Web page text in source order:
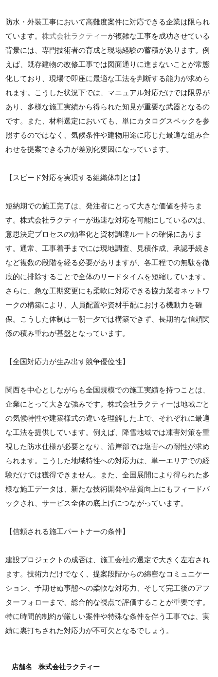
防水・外装工事において高難度案件に対応できる企業は限られ
ています。株式会社ラクティーが複雑な工事を成功させている
背景には、専門技術者の育成と現場経験の蓄積があります。例
えば、既存建物の改修工事では図面通りに進まないことが常態
化しており、現場で即座に最適な工法を判断する能力が求めら
れます。こうした状況下では、マニュアル対応だけでは限界が
あり、多様な施工実績から得られた知見が重要な武器となるの
です。また、材料選定においても、単にカタログスペックを参
照するのではなく、気候条件や建物用途に応じた最適な組み合
わせを提案できる力が差別化要因になっています。
【スピード対応を実現する組織体制とは】
短納期での施工完了は、発注者にとって大きな価値を持ちま
す。株式会社ラクティーが迅速な対応を可能にしているのは、
意思決定プロセスの効率化と資材調達ルートの確保にありま
す。通常、工事着手までには現地調査、見積作成、承認手続き
など複数の段階を経る必要がありますが、各工程での無駄を徹
底的に排除することで全体のリードタイムを短縮しています。
さらに、急な工期変更にも柔軟に対応できる協力業者ネットワ
ークの構築により、人員配置や資材手配における機動力を確
保。こうした体制は一朝一夕では構築できず、長期的な信頼関
係の積み重ねが基盤となっています。
【全国対応力が生み出す競争優位性】
関西を中心としながらも全国規模での施工実績を持つことは、
企業にとって大きな強みです。株式会社ラクティーは地域ごと
の気候特性や建築様式の違いを理解した上で、それぞれに最適
な工法を提供しています。例えば、降雪地域では凍害対策を重
視した防水仕様が必要となり、沿岸部では塩害への耐性が求め
られます。こうした地域特性への対応力は、単一エリアでの経
験だけでは獲得できません。また、全国展開により得られた多
様な施工データは、新たな技術開発や品質向上にもフィードバ
ックされ、サービス全体の底上げにつながっています。
【信頼される施工パートナーの条件】
建設プロジェクトの成否は、施工会社の選定で大きく左右され
ます。技術力だけでなく、提案段階からの綿密なコミュニケー
ション、予期せぬ事態への柔軟な対応力、そして完工後のアフ
ターフォローまで、総合的な視点で評価することが重要です。
特に時間的制約が厳しい案件や特殊な条件を伴う工事では、実
績に裏打ちされた対応力が不可欠となるでしょう。
店舗名 株式会社ラクティー